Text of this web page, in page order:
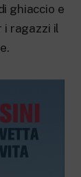
ghiaccio e
i ragazzi il